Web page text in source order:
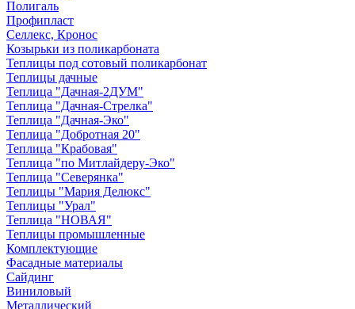
Полигаль
Профипласт
Селлекс, Кронос
Козырьки из поликарбоната
Теплицы под сотовый поликарбонат
Теплицы дачные
Теплица "Дачная-2ДУМ"
Теплица "Дачная-Стрелка"
Теплица "Дачная-Эко"
Теплица "Добротная 20"
Теплица "Крабовая"
Теплица "по Митлайдеру-Эко"
Теплица "Северянка"
Теплицы "Мария Делюкс"
Теплицы "Урал"
Теплица "НОВАЯ"
Теплицы промышленные
Комплектующие
Фасадные материалы
Сайдинг
Виниловый
Металлический